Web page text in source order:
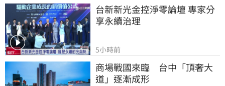
台新新光金控淨零論壇 專家分
享永續治理
5小時前
商場戰國來臨　台中「頂奢大
道」逐漸成形